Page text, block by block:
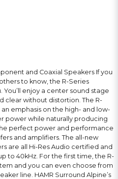
and Coaxial Speakers If you
to know, the R-Series
enjoy a center sound stage
clear without distortion. The R-
emphasis on the high- and low-
power while naturally producing
perfect power and performance
and amplifiers. The all-new
are all Hi-Res Audio certified and
to 40kHz. For the first time, the R-
and you can even choose from
line. HAMR Surround Alpine’s